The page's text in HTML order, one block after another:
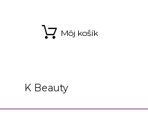
Môj košík
K Beauty